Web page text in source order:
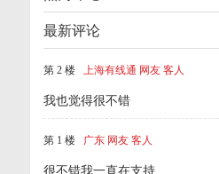
最新评论
第 2 楼 上海有线通 网友 客人
我也觉得很不错
第 1 楼 广东 网友 客人
很不错我一直在支持